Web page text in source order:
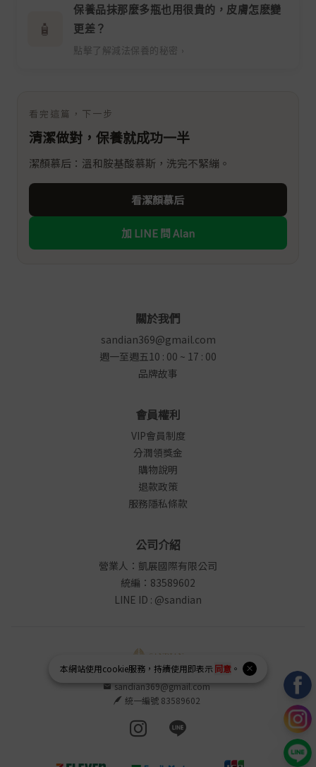
本網站使用cookie服務，持續使用即表示 同意。
🧴
保養品抹那麼多瓶也用很貴的，皮膚怎麽變
更差？
點擊了解減法保養的秘密 ›
看完這篇，下一步
清潔做對，保養就成功一半
潔顏慕后：溫和胺基酸慕斯，洗完不緊繃。
看潔顏慕后
加 LINE 問 Alan
關於我們
sandian369@gmail.com
週一至週五10 : 00 ~ 17 : 00
品牌故事
會員權利
VIP會員制度
分潤領獎金
購物說明
退款政策
服務隱私條款
公司介紹
營業人：凱展國際有限公司
統編：83589602
LINE ID : @sandian
sandian369@gmail.com
統一編號 83589602
Instagram page
Line page